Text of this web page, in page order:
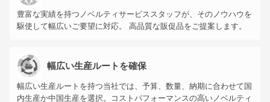
豊富な実績を持つノベルティサービススタッフが、そのノウハウを
駆使して幅広いご要望に対応。 高品質な販促品をご提案します。
幅広い生産ルートを確保
幅広い生産ルートを持つ当社では、予算、数量、納期に合わせて国
内生産か中国生産を選択。コストパフォーマンスの高いノベルティ